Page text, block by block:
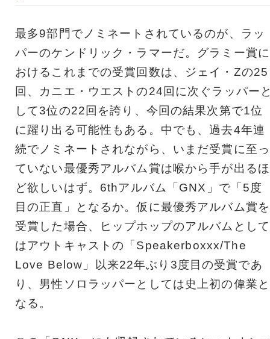
最多9部門でノミネートされているのが、ラッ
パーのケンドリック・ラマーだ。グラミー賞に
おけるこれまでの受賞回数は、ジェイ・Zの25
回、カニエ・ウエストの24回に次ぐラッパー
して3位の22回を誇り、今回の結果次第で1位
に躍り出る可能性もある。中でも、過去4年連
続でノミネートされながら、いまだ受賞に至っ
ていない最優秀アルバム賞は喉から手が出るほ
ど欲しいはず。6thアルバム「GNX」で「5度
目の正直」となるか。仮に最優秀アルバム賞を
受賞した場合、ヒップホップのアルバムとして
はアウトキャストの「Speakerboxxx/The
Love Below」以来22年ぶり3度目の受賞であ
り、男性ソロラッパーとしては史上初の偉業と
なる。